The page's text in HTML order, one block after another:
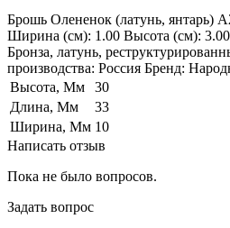
Брошь Олененок (латунь, янтарь)
Ширина (см): 1.00 Высота (см):
Бронза, латунь,
производства: Россия Бренд:
Высота, Мм
30
Длина, Мм
33
Ширина, Мм 10
Написать отзыв
Пока не было вопросов.
Задать вопрос